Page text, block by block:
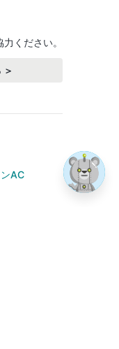
ください。
AC